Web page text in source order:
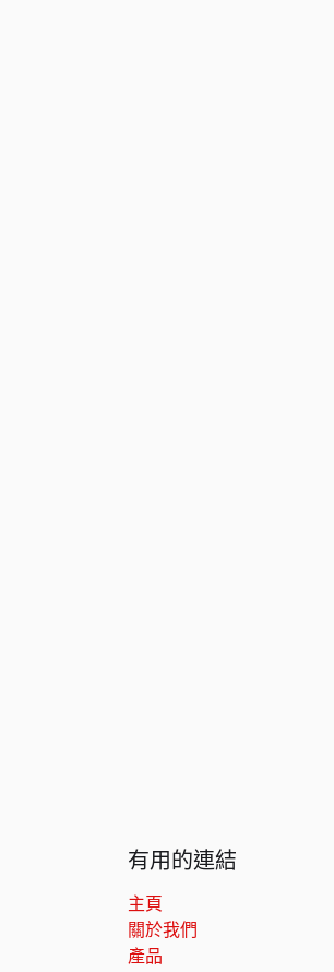
有用的連結
主頁
關於我們
產品